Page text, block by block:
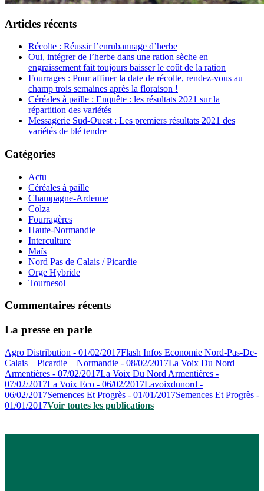
Articles récents
Récolte : Réussir l’enrubannage d’herbe
Oui, intégrer de l’herbe dans une ration sèche en
engraissement fait toujours baisser le coût de la ration
Fourrages : Pour affiner la date de récolte, rendez-vous au
champ trois semaines après la floraison !
Céréales à paille : Enquête : les résultats 2021 sur la
répartition des variétés
Messagerie Sud-Ouest : Les premiers résultats 2021 des
variétés de blé tendre
Catégories
Actu
Céréales à paille
Champagne-Ardenne
Colza
Fourragères
Haute-Normandie
Interculture
Maïs
Nord Pas de Calais / Picardie
Orge Hybride
Tournesol
Commentaires récents
La presse en parle
Agro Distribution - 01/02/2017Flash Infos Economie Nord-Pas-De-
Calais – Picardie – Normandie - 08/02/2017La Voix Du Nord
Armentières - 07/02/2017La Voix Du Nord Armentières -
07/02/2017La Voix Eco - 06/02/2017Lavoixdunord -
06/02/2017Semences Et Progrès - 01/01/2017Semences Et Progrès -
01/01/2017Voir toutes les publications